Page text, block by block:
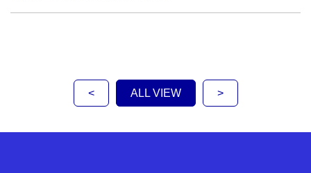
< ALL VIEW >